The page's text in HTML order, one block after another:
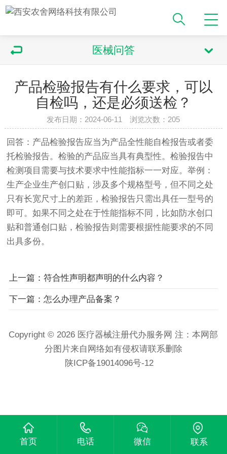
医械问答
产品检验报告有什么要求，可以
自检吗，还是必须送检？
发布日期：2024-06-11 浏览次数：205
回答：产品检验报告应当为产品全性能自检报告或者委
托检验报告。检验的产品应当具有典型性。检验报告中
检测项目需要与技术要求中性能指标一一对应。举例：
生产企业生产创口贴，涉及多个规格型号，但不同之处
只有长宽尺寸上的差距，检验报告只需出具任一型号的
即可。如果不同之处在于性能指标不同，比如防水创口
贴和普通创口贴，检验报告则需要根据性能要求的不同
出具多份。
上一篇：符合性声明都声明的什么内容？
下一篇：怎么办理产品备案？
Copyright © 2026 医疗器械注册代办服务网 注：本网部
分图片来自网络如有侵权请联系删除
陕ICP备19014096号-12
首页 电话 微信 联系